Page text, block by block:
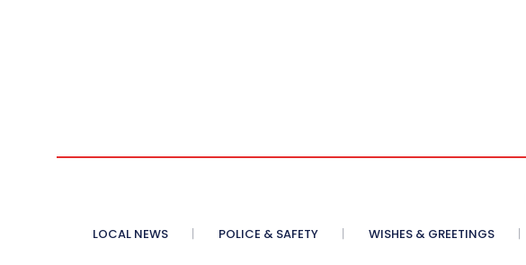
LOCAL NEWS POLICE & SAFETY WISHES & GREETINGS